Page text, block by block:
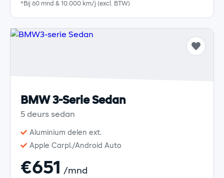
*Bij 60 mnd & 10.000 km/j (excl. BTW)
BMW 3-Serie Sedan
5 deurs sedan
Aluminium delen ext.
Apple Carpl./Android Auto
€651 /mnd